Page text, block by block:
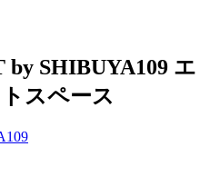
by SHIBUYA109 エ
スペース